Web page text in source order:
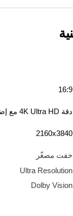
16:9
دقة 4K Ultra HD مع إضاءة LED
3840‏x‏2160
خفت مصغّر
Ultra Resolution
Dolby Vision